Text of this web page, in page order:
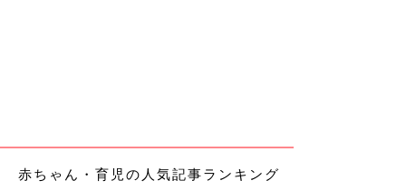
赤ちゃん・育児の人気記事ランキング